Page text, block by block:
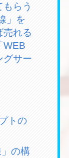
らう
」を
売れる
WEB
グサー
トの
の構